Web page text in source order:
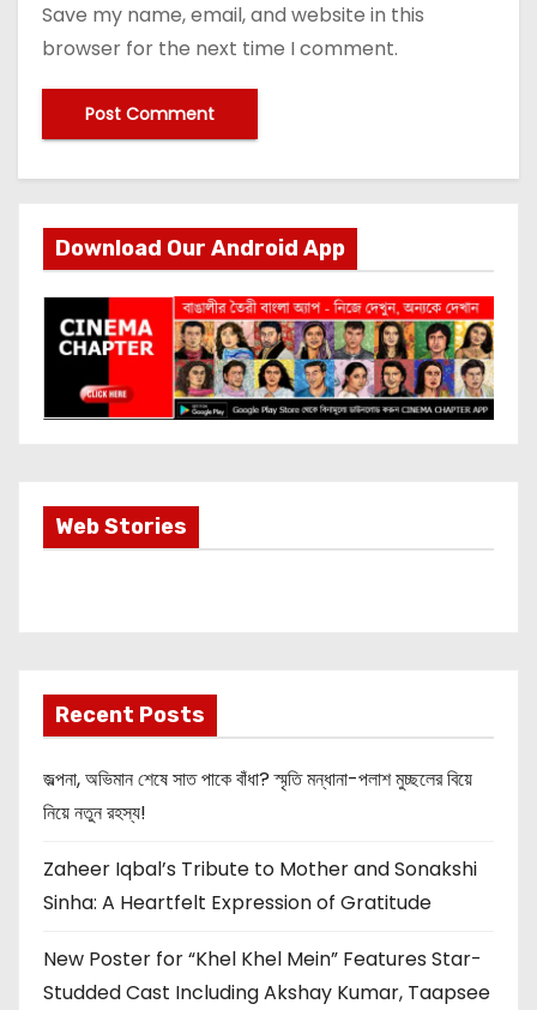
Save my name, email, and website in this
browser for the next time I comment.
Download Our Android App
Web StoriesMost Important
Info about
Recent Posts
জল্পনা, অভিমান শেষে সাত পাকে বাঁধা? স্মৃতি মন্ধানা-পলাশ মুচ্ছলের বিয়ে
নিয়ে নতুন রহস্য!
Zaheer Iqbal’s Tribute to Mother and Sonakshi
Sinha: A Heartfelt Expression of Gratitude
New Poster for “Khel Khel Mein” Features Star-
Studded Cast Including Akshay Kumar, Taapsee